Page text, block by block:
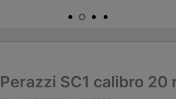
Perazzi SC1 calibro 20